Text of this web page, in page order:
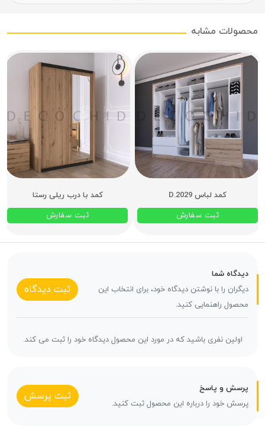
محصولات مشابه
کمد لباس D.2029
ثبت سفارش
کمد با درب ریلی رستا
ثبت سفارش
دیدگاه شما
دیگران را با نوشتن دیدگاه خود، برای انتخاب این
محصول راهنمایی کنید.
ثبت دیدگاه
اولین نفری باشید که در مورد این محصول دیدگاه خود را ثبت می کند.
پرسش و پاسخ
پرسش خود را درباره این محصول ثبت کنید.
ثبت پرسش